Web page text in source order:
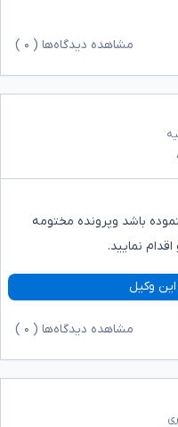
مشاهده دیدگاه‌ها ( ۰
باشد وپرونده مختومه
نمایید.
وکیل
مشاهده دیدگاه‌ها ( ۰